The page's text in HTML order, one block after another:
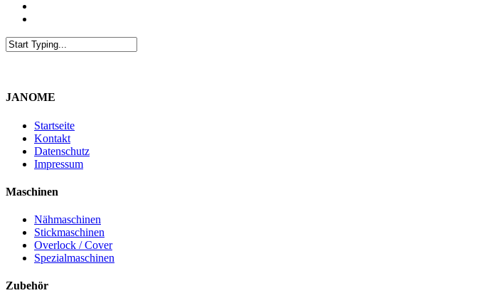
JANOME
Startseite
Kontakt
Datenschutz
Impressum
Maschinen
Nähmaschinen
Stickmaschinen
Overlock / Cover
Spezialmaschinen
Zubehör